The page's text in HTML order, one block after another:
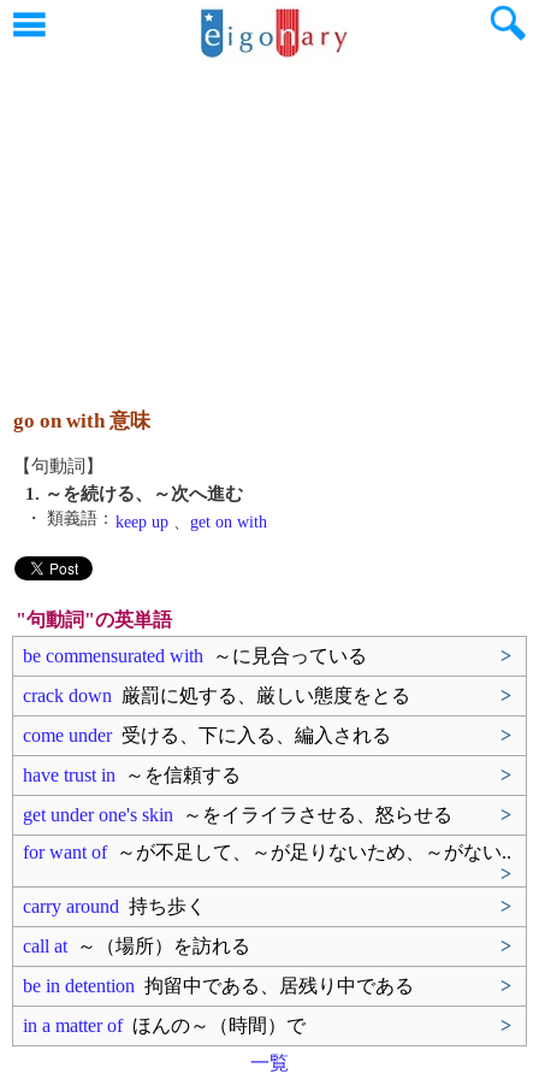
go on with 意味
【句動詞】
1. ～を続ける、～次へ進む
・ 類義語： keep up 、 get on with
"句動詞"の英単語
be commensurated with ～に見合っている
>
crack down 厳罰に処する、厳しい態度をとる
>
come under受ける、下に入る、編入される
>
have trust in ～を信頼する
>
get under one's skin ～をイライラさせる、怒らせる
>
for want of～が不足して、～が足りないため、～がない..
>
carry around 持ち歩く
>
call at ～（場所）を訪れる
>
be in detention 拘留中である、居残り中である
>
in a matter ofほんの～（時間）で
>
一覧